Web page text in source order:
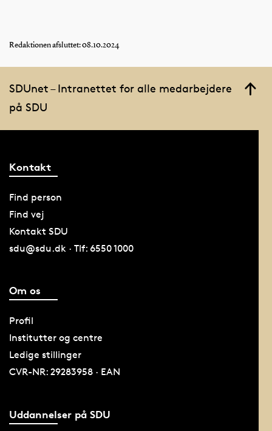
Redaktionen afsluttet: 08.10.2024
SDUnet – Intranettet for alle medarbejdere
på SDU
Kontakt
Find person
Find vej
Kontakt SDU
sdu@sdu.dk · Tlf: 6550 1000
Om os
Profil
Institutter og centre
Ledige stillinger
CVR-NR: 29283958 · EAN
Uddannelser på SDU